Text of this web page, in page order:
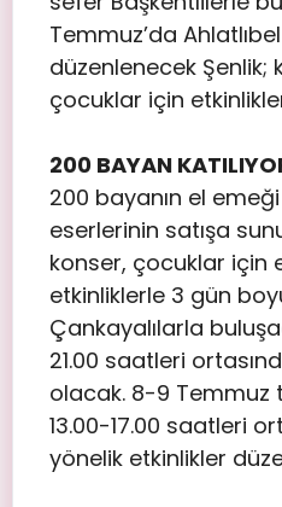
Temmuz’da
düzenlenecek Şenlik;
çocuklar için
200 BAYAN
200 bayanın el emeği
eserlerinin satışa
konser, çocuklar için
etkinliklerle 3 gün
Çankayalılarla
21.00 saatleri
olacak. 8-9 Temmuz
13.00-17.00 saatleri
yönelik etkinlikler